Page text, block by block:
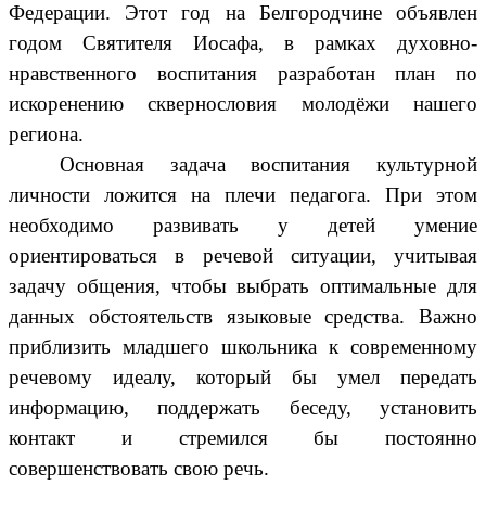
Федерации. Этот год на Белгородчине объявлен
годом Святителя Иосафа, в рамках духовно-
нравственного воспитания разработан план по
искоренению сквернословия молодёжи нашего
региона.
Основная задача воспитания культурной
личности ложится на плечи педагога. При этом
необходимо развивать у детей умение
ориентироваться в речевой ситуации, учитывая
задачу общения, чтобы выбрать оптимальные для
данных обстоятельств языковые средства. Важно
приблизить младшего школьника к современному
речевому идеалу, который бы умел передать
информацию, поддержать беседу, установить
контакт и стремился бы постоянно
совершенствовать свою речь.